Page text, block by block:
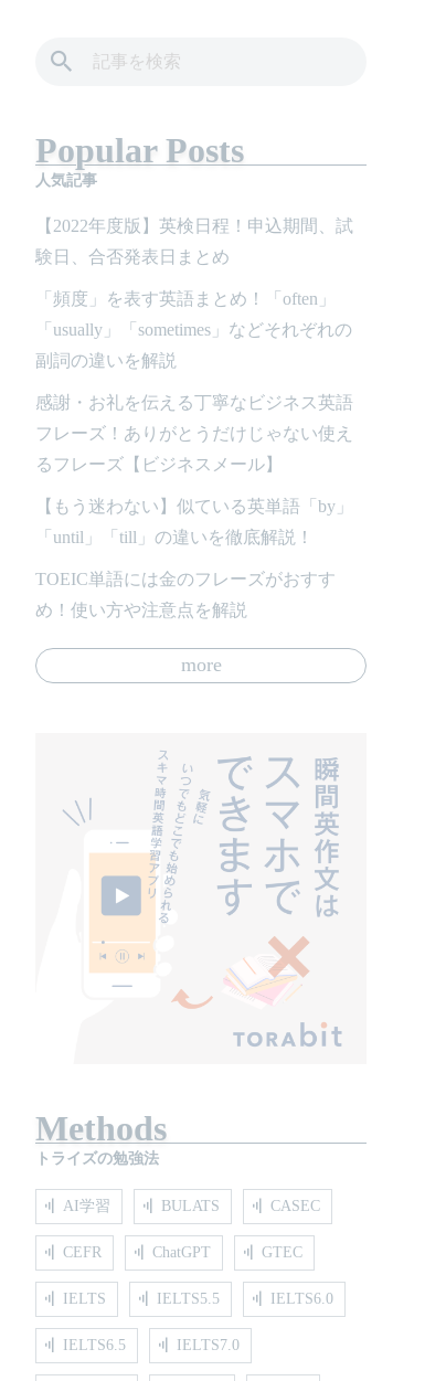
Popular Posts
人気記事
【2022年度版】英検日程！申込期間、試
験日、合否発表日まとめ
「頻度」を表す英語まとめ！「often」
「usually」「sometimes」などそれぞれの
副詞の違いを解説
感謝・お礼を伝える丁寧なビジネス英語
フレーズ！ありがとうだけじゃない使え
るフレーズ【ビジネスメール】
【もう迷わない】似ている英単語「by」
「until」「till」の違いを徹底解説！
TOEIC単語には金のフレーズがおすす
め！使い方や注意点を解説
more
Methods
トライズの勉強法
AI学習 BULATS CASEC
CEFR ChatGPT GTEC
IELTS IELTS5.5 IELTS6.0
IELTS6.5 IELTS7.0